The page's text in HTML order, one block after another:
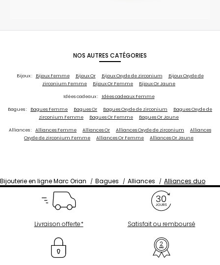
NOS AUTRES CATÉGORIES
Bijoux : Bijoux Femme Bijoux Or Bijoux Oxyde de zirconium
Bijoux Oxyde de
zirconium Femme
Bijoux Or Femme Bijoux Or Jaune
Idées cadeaux : Idées cadeaux Femme
Bagues : Bagues Femme Bagues Or Bagues Oxyde de zirconium
Bagues Oxyde de
zirconium Femme
Bagues Or Femme Bagues Or Jaune
Alliances : Alliances Femme Alliances Or Alliances Oxyde de zirconium
Alliances
Oxyde de zirconium Femme
Alliances Or Femme Alliances Or Jaune
Bijouterie en ligne Marc Orian Bagues Alliances Alliances duo
Livraison offerte* Satisfait ou remboursé